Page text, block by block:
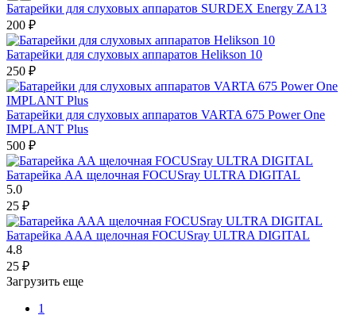
Батарейки для слуховых аппаратов SURDEX Energy ZA13
200 ₽
Батарейки для слуховых аппаратов Helikson 10
250 ₽
Батарейки для слуховых аппаратов VARTA 675 Power One
IMPLANT Plus
500 ₽
Батарейка АА щелочная FOCUSray ULTRA DIGITAL
5.0
25 ₽
Батарейка ААА щелочная FOCUSray ULTRA DIGITAL
4.8
25 ₽
Загрузить еще
1